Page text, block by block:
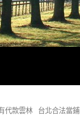
代款雲林 台北合法當